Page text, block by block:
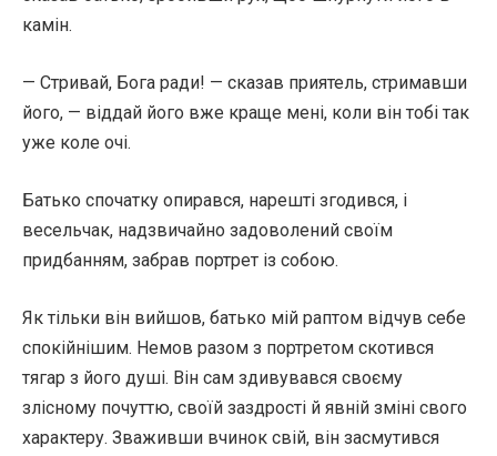
камін.
— Стривай, Бога ради! — сказав приятель, стримавши
його, — віддай його вже краще мені, коли він тобі так
уже коле очі.
Батько спочатку опирався, нарешті згодився, і
весельчак, надзвичайно задоволений своїм
придбанням, забрав портрет із собою.
Як тільки він вийшов, батько мій раптом відчув себе
спокійнішим. Немов разом з портретом скотився
тягар з його душі. Він сам здивувався своєму
злісному почуттю, своїй заздрості й явній зміні свого
характеру. Зваживши вчинок свій, він засмутився